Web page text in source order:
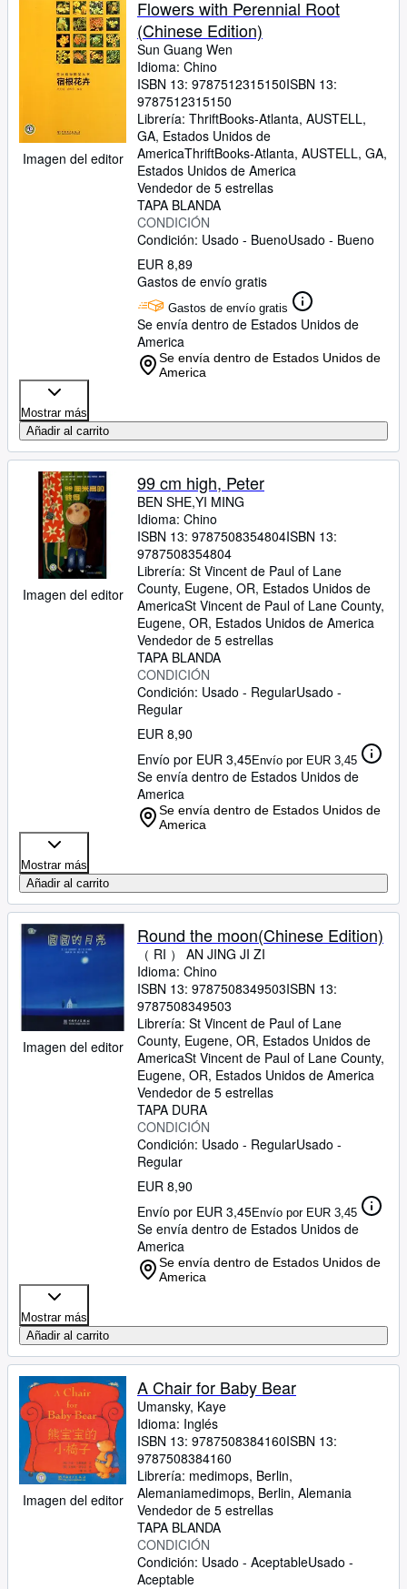
Imagen del editor
Flowers with Perennial Root
(Chinese Edition)
Sun Guang Wen
Idioma: Chino
ISBN 13: 9787512315150ISBN 13:
9787512315150
Librería: ThriftBooks-Atlanta, AUSTELL,
GA, Estados Unidos de
AmericaThriftBooks-Atlanta, AUSTELL, GA,
Estados Unidos de America
Vendedor de 5 estrellas
TAPA BLANDA
CONDICIÓN
Condición: Usado - BuenoUsado - Bueno
EUR 8,89
Gastos de envío gratis
Gastos de envío gratis
Se envía dentro de Estados Unidos de
America
Se envía dentro de Estados Unidos de
America
Mostrar más
Añadir al carrito
Imagen del editor
99 cm high, Peter
BEN SHE,YI MING
Idioma: Chino
ISBN 13: 9787508354804ISBN 13:
9787508354804
Librería: St Vincent de Paul of Lane
County, Eugene, OR, Estados Unidos de
AmericaSt Vincent de Paul of Lane County,
Eugene, OR, Estados Unidos de America
Vendedor de 5 estrellas
TAPA BLANDA
CONDICIÓN
Condición: Usado - RegularUsado -
Regular
EUR 8,90
Envío por EUR 3,45Envío por EUR 3,45
Se envía dentro de Estados Unidos de
America
Se envía dentro de Estados Unidos de
America
Mostrar más
Añadir al carrito
Imagen del editor
Round the moon(Chinese Edition)
（ RI ） AN JING JI ZI
Idioma: Chino
ISBN 13: 9787508349503ISBN 13:
9787508349503
Librería: St Vincent de Paul of Lane
County, Eugene, OR, Estados Unidos de
AmericaSt Vincent de Paul of Lane County,
Eugene, OR, Estados Unidos de America
Vendedor de 5 estrellas
TAPA DURA
CONDICIÓN
Condición: Usado - RegularUsado -
Regular
EUR 8,90
Envío por EUR 3,45Envío por EUR 3,45
Se envía dentro de Estados Unidos de
America
Se envía dentro de Estados Unidos de
America
Mostrar más
Añadir al carrito
Imagen del editor
A Chair for Baby Bear
Umansky, Kaye
Idioma: Inglés
ISBN 13: 9787508384160ISBN 13:
9787508384160
Librería: medimops, Berlin,
Alemaniamedimops, Berlin, Alemania
Vendedor de 5 estrellas
TAPA BLANDA
CONDICIÓN
Condición: Usado - AceptableUsado -
Aceptable